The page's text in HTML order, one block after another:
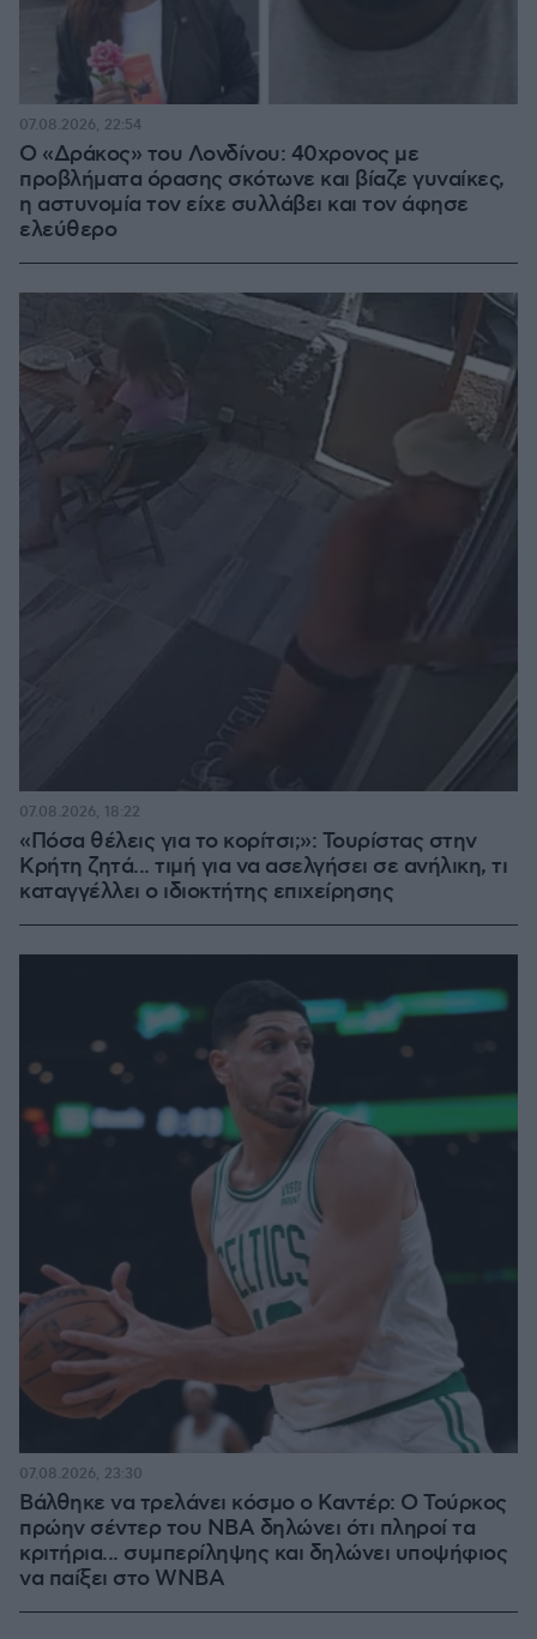
Ο «Δράκος» του Λονδίνου: 40χρονος με
προβλήματα όρασης σκότωνε και βίαζε γυναίκες,
η αστυνομία τον είχε συλλάβει και τον άφησε
ελεύθερο
07.08.2026, 22:54
«Πόσα θέλεις για το κορίτσι;»: Τουρίστας στην
Κρήτη ζητά... τιμή για να ασελγήσει σε ανήλικη, τι
καταγγέλλει ο ιδιοκτήτης επιχείρησης
07.08.2026, 18:22
Βάλθηκε να τρελάνει κόσμο ο Καντέρ: Ο Τούρκος
πρώην σέντερ του NBA δηλώνει ότι πληροί τα
κριτήρια... συμπερίληψης και δηλώνει υποψήφιος
να παίξει στο WNBA
07.08.2026, 23:30